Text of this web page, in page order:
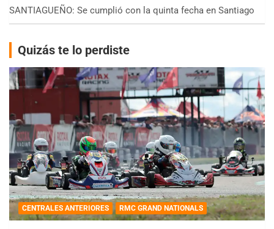
SANTIAGUEÑO: Se cumplió con la quinta fecha en Santiago
Quizás te lo perdiste
CENTRALES ANTERIORES RMC GRAND NATIONALS